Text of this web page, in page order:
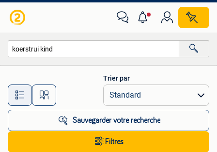
Toutes les distances…
Trier par
Sauvegarder votre recherche
Filtres